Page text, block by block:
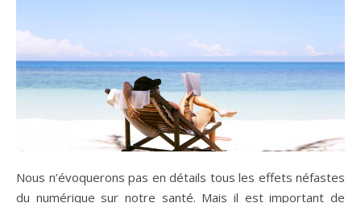
Nous n’évoquerons pas en détails tous les effets néfastes
du numérique sur notre santé. Mais il est important de